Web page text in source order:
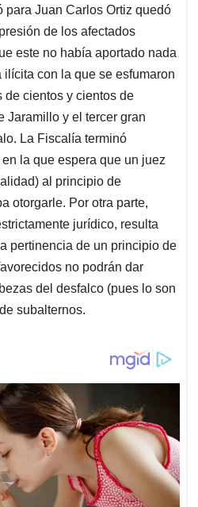
para Juan Carlos Ortiz quedó
de los afectados
este no había aportado nada
con la que se esfumaron
de cientos y cientos de
Jaramillo y el tercer gran
La Fiscalía terminó
la que espera que un juez
al principio de
otorgarle. Por otra parte,
jurídico, resulta
pertinencia de un principio de
no podrán dar
del desfalco (pues lo son
subalternos.